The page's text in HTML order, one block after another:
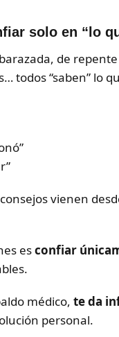
solo en “lo
de
todos “saben” lo
vienen
esconfiar
médico, te da
personal.